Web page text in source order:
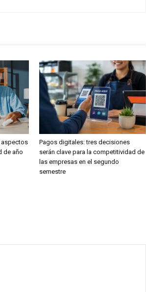
aspectos
de año
Pagos digitales: tres decisiones
serán clave para la competitividad de
las empresas en el segundo
semestre